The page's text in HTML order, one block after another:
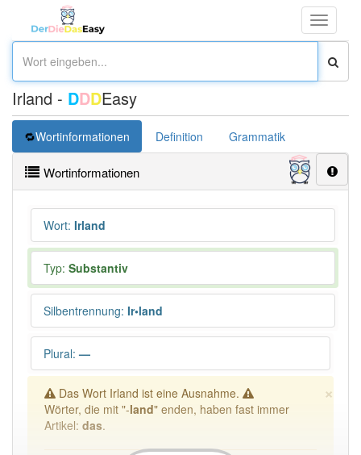
Toggle
Irland - DDDEasy
Wortinformationen Definition Grammatik
Wortinformationen
Wort: Irland
Typ: Substantiv
Silbentrennung: Ir•land
Plural: —
×
Das Wort Irland ist eine Ausnahme.
Wörter, die mit "-land" enden, haben fast immer
Artikel: das.